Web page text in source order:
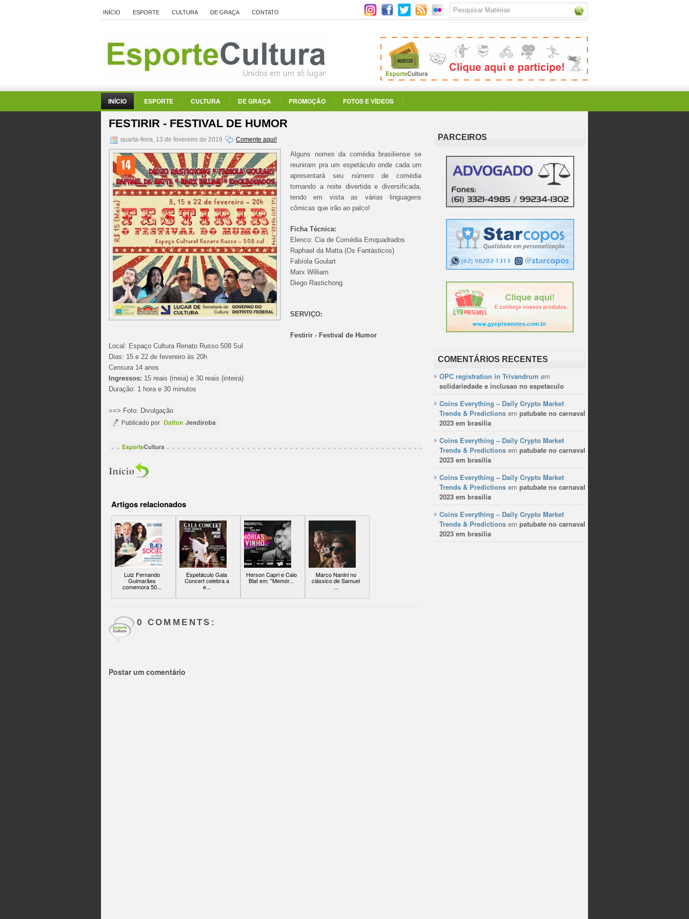
INÍCIO ESPORTE CULTURA DE GRAÇA CONTATO
INÍCIO ESPORTE CULTURA DE GRAÇA PROMOÇÃO FOTOS E VÍDEOS
FESTIRIR - FESTIVAL DE HUMOR
quarta-feira, 13 de fevereiro de 2019 Comente aqui!
Alguns nomes da comédia brasiliense se
reuniram pra um espetáculo onde cada um
apresentará seu número de comédia
tornando a noite divertida e diversificada,
tendo em vista as várias linguagens
cômicas que irão ao palco!
Ficha Técnica:
Elenco: Cia de Comédia Emquadrados
Raphael da Matta (Os Fantásticos)
Fabíola Goulart
Marx William
Diego Rastichong
SERVIÇO:
Festirir - Festival de Humor
Local: Espaço Cultura Renato Russo 508 Sul
Dias: 15 e 22 de fevereiro às 20h
Censura 14 anos
Ingressos: 15 reais (meia) e 30 reais (inteira)
Duração: 1 hora e 30 minutos
==> Foto: Divulgação
Artigos relacionados
Luiz Fernando
Guimarães
comemora 50...
Espetáculo Gala
Concert celebra a
e...
Herson Capri e Caio
Blat em: "Memór...
Marco Nanini no
clássico de Samuel
...
0 COMMENTS:
Postar um comentário
PARCEIROS
COMENTÁRIOS RECENTES
OPC registration in Trivandrum em
solidariedade e inclusao no espetaculo
Coins Everything – Daily Crypto Market
Trends & Predictions em patubate no carnaval
2023 em brasilia
Coins Everything – Daily Crypto Market
Trends & Predictions em patubate no carnaval
2023 em brasilia
Coins Everything – Daily Crypto Market
Trends & Predictions em patubate no carnaval
2023 em brasilia
Coins Everything – Daily Crypto Market
Trends & Predictions em patubate no carnaval
2023 em brasilia